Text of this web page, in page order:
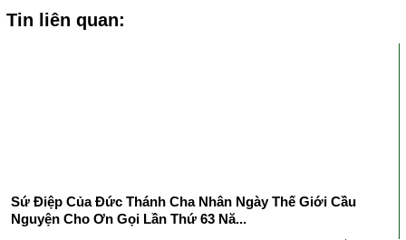
Tin liên quan:
Sứ Điệp Của Đức Thánh Cha Nhân Ngày Thế Giới Cầu
Nguyện Cho Ơn Gọi Lần Thứ 63 Nă...